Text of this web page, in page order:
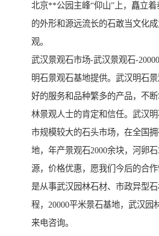
北京**公园主峰“仰山”上，矗立
的外形和源远流长的石敢当文化
观。
武汉景观石市场-武汉景观石-
明石景观石基地提供。武汉明石
好的服务和品种繁多的产品，不
林景观人士的肯定和信任。武汉
市规模较大的石头市场，在全国
地，年产景观石2000余块，河卵
源，价格优惠，愿我们今后的合
是从事武汉园林石材、市政异型
程，20000平米景石基地，武汉园
来电咨询。